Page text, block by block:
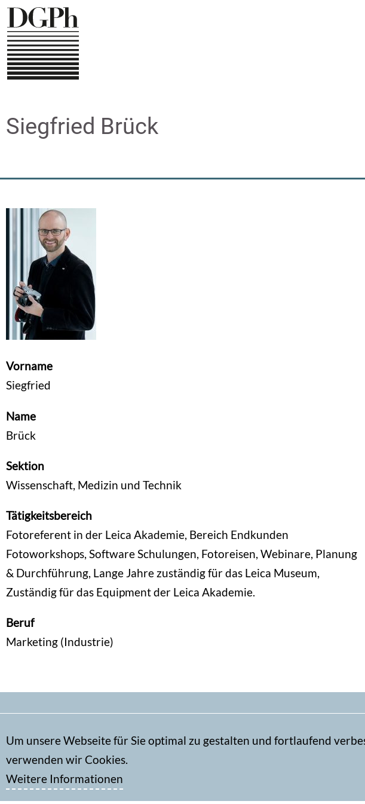
Direkt
zum
Inhalt
Siegfried Brück
Vorname
Siegfried
Name
Brück
Sektion
Wissenschaft, Medizin und Technik
Tätigkeitsbereich
Fotoreferent in der Leica Akademie, Bereich Endkunden
Fotoworkshops, Software Schulungen, Fotoreisen, Webinare, Planung
& Durchführung, Lange Jahre zuständig für das Leica Museum,
Zuständig für das Equipment der Leica Akademie.
Beruf
Marketing (Industrie)
Secondary
menu
Kontakt
Impressum
Datenschutz
Um unsere Webseite für Sie optimal zu gestalten und fortlaufend
verwenden wir Cookies.
Weitere Informationen